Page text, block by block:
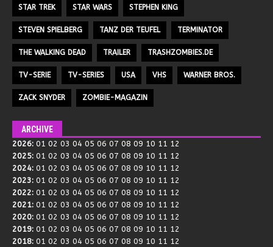
STAR TREK STAR WARS STEPHEN KING
STEVEN SPIELBERG TANZ DER TEUFEL TERMINATOR
THE WALKING DEAD TRAILER TRASHZOMBIES.DE
TV-SERIE TV-SERIES USA VHS WARNER BROS.
ZACK SNYDER ZOMBIE-MAGAZIN
ARCHIVE
2026: 01 02 03 04 05 06 07 08 09 10 11 12
2025: 01 02 03 04 05 06 07 08 09 10 11 12
2024: 01 02 03 04 05 06 07 08 09 10 11 12
2023: 01 02 03 04 05 06 07 08 09 10 11 12
2022: 01 02 03 04 05 06 07 08 09 10 11 12
2021: 01 02 03 04 05 06 07 08 09 10 11 12
2020: 01 02 03 04 05 06 07 08 09 10 11 12
2019: 01 02 03 04 05 06 07 08 09 10 11 12
2018: 01 02 03 04 05 06 07 08 09 10 11 12